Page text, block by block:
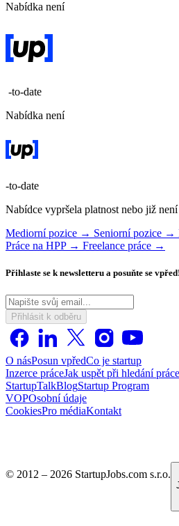
Nabídka není
-to-date
Nabídka není
-to-date
Nabídce vypršela platnost nebo již
Mediorní pozice → Seniorní pozice →
Práce na HPP → Freelance práce →
Přihlaste se k newsletteru a posuňte se vpřed!
Přihlásit k odběru
O násPosun vpředCo je startup
Inzerce práceJak uspět při hledání práce
StartupTalkBlogStartup Program
VOPOsobní údaje
CookiesPro médiaKontakt
© 2012 – 2026 StartupJobs.com s.r.o.